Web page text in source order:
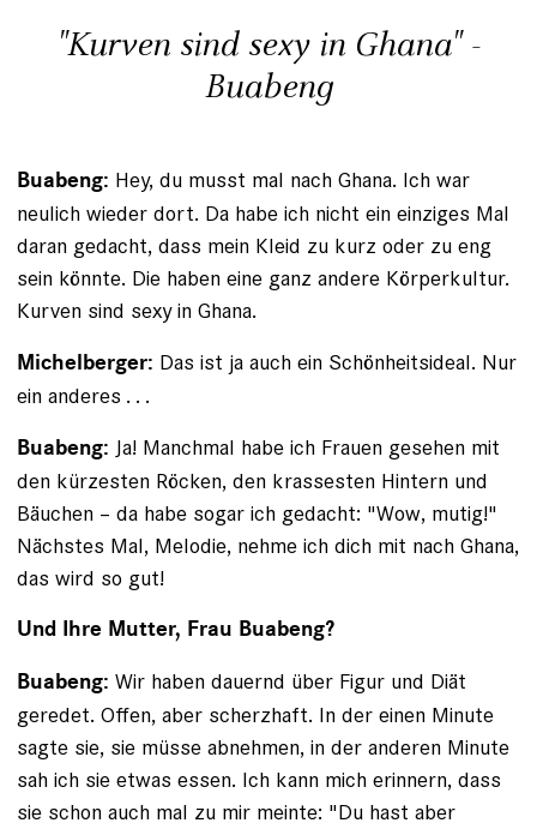
"Kurven sind sexy in Ghana" -
Buabeng
Buabeng: Hey, du musst mal nach Ghana. Ich war
neulich wieder dort. Da habe ich nicht ein einziges Mal
daran gedacht, dass mein Kleid zu kurz oder zu eng
sein könnte. Die haben eine ganz andere Körperkultur.
Kurven sind sexy in Ghana.
Michelberger: Das ist ja auch ein Schönheitsideal. Nur
ein anderes . . .
Buabeng: Ja! Manchmal habe ich Frauen gesehen mit
den kürzesten Röcken, den krassesten Hintern und
Bäuchen – da habe sogar ich gedacht: "Wow, mutig!"
Nächstes Mal, Melodie, nehme ich dich mit nach Ghana,
das wird so gut!
Und Ihre Mutter, Frau Buabeng?
Buabeng: Wir haben dauernd über Figur und Diät
geredet. Offen, aber scherzhaft. In der einen Minute
sagte sie, sie müsse abnehmen, in der anderen Minute
sah ich sie etwas essen. Ich kann mich erinnern, dass
sie schon auch mal zu mir meinte: "Du hast aber